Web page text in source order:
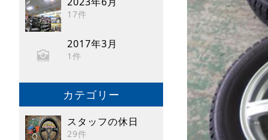
17件
2017年3月
1件
カテゴリー
スタッフの休日
29件